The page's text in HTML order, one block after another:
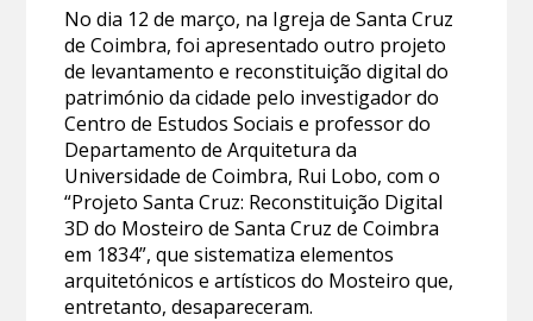
No dia 12 de março, na Igreja de Santa Cruz
de Coimbra, foi apresentado outro projeto
de levantamento e reconstituição digital do
património da cidade pelo investigador do
Centro de Estudos Sociais e professor do
Departamento de Arquitetura da
Universidade de Coimbra, Rui Lobo, com o
“Projeto Santa Cruz: Reconstituição Digital
3D do Mosteiro de Santa Cruz de Coimbra
em 1834”, que sistematiza elementos
arquitetónicos e artísticos do Mosteiro que,
entretanto, desapareceram.